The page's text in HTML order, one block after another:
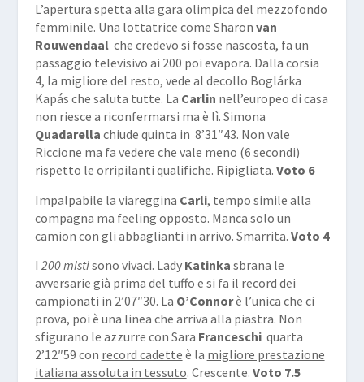
L’apertura spetta alla gara olimpica del mezzofondo
femminile. Una lottatrice come Sharon van
Rouwendaalche credevo si fosse nascosta, fa un
passaggio televisivo ai 200 poi evapora. Dalla corsia
4, la migliore del resto, vede al decollo Boglárka
Kapás che saluta tutte. La Carlin nell’europeo di casa
non riesce a riconfermarsi ma è lì. Simona
Quadarella chiude quinta in 8’31″43. Non vale
Riccione ma fa vedere che vale meno (6 secondi)
rispetto le orripilanti qualifiche. Ripigliata. Voto 6
Impalpabile la viareggina Carli, tempo simile alla
compagna ma feeling opposto. Manca solo un
camion con gli abbaglianti in arrivo. Smarrita. Voto 4
I 200 mistisono vivaci. Lady Katinka sbrana le
avversarie già prima del tuffo e si fa il record dei
campionati in 2’07″30. La O’Connorè l’unica che ci
prova, poi è una linea che arriva alla piastra. Non
sfigurano le azzurre con Sara Franceschi quarta
2’12″59 con record cadette è la migliore prestazione
italiana assoluta in tessuto. Crescente. Voto 7.5